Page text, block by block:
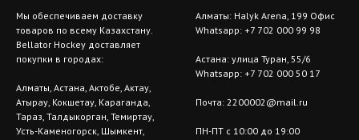
Мы обеспечиваем доставку
товаров по всему Казахстану.
Bellator Hockey доставляет
покупки в городах:
Алматы, Астана, Актобе, Актау,
Атырау, Кокшетау, Караганда,
Тараз, Талдыкорган, Темиртау,
Усть-Каменогорск, Шымкент,
Алматы: Halyk Arena, 199 Офис
Whatsapp: +7 702 000 99 98
Астана: улица Туран, 55/6
Whatsapp: +7 702 000 50 17
Почта: 2200002@mail.ru
ПН-ПТ с 10:00 до 19:00